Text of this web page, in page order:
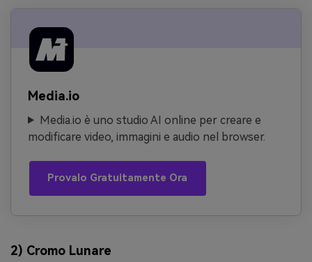
Media.io
Media.io è uno studio AI online per creare e
modificare video, immagini e audio nel browser.
Provalo Gratuitamente Ora
2) Cromo Lunare